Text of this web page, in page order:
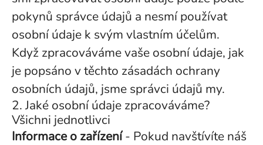
pokynů správce údajů a nesmí používat
osobní údaje k svým vlastním účelům.
Když zpracováváme vaše osobní údaje, jak
je popsáno v těchto zásadách ochrany
osobních údajů, jsme správci údajů my.
2. Jaké osobní údaje zpracováváme?
Všichni jednotlivci
Informace o zařízení- Pokud navštívíte náš